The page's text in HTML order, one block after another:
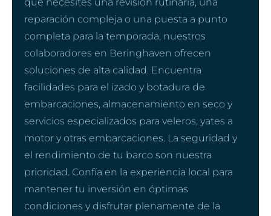
reparación compleja o una puesta a punto
completa para la temporada, nuestros
colaboradores en Beringhaven ofrecen
soluciones de alta calidad. Encuentra
facilidades para el izado y botadura de
embarcaciones, almacenamiento en seco y
servicios especializados para veleros, yates a
motor y otras embarcaciones. La seguridad y
el rendimiento de tu barco son nuestra
prioridad. Confía en la experiencia local para
mantener tu inversión en óptimas
condiciones y disfrutar plenamente de la